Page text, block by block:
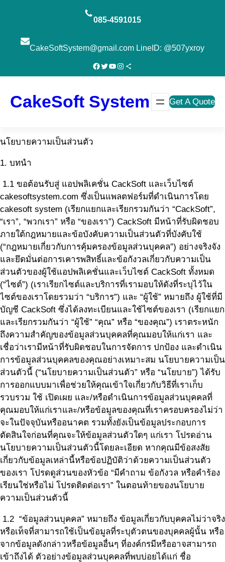
เนื้อหา
085-4591015
CakeSoftSystem@gmail.com LineID: @507yxroy
Facebook
Twitter
YouTube
Instagram
Share Icon
CakeSoft System Get A Quote
นโยบายความเป็นส่วนตัว
1. บทนำ
1.1 ขอต้อนรับสู่ แอปพลิเคชั่น CackSoft และเว็บไซต์
cakesoftsystem.com ซึ่งเป็นแพลตฟอร์มที่ดำเนินการโดย
cakesoft system (เรียกแยกและเรียกรวมกันว่า “CackSoft”,
“เรา”, “พวกเรา” หรือ “ของเรา”) CackSoft มีหน้าที่รับผิดชอบ
ภายใต้กฎหมายและข้อบังคับความเป็นส่วนตัวที่บังคับใช้
(“กฎหมายเกี่ยวกับการคุ้มครองข้อมูลส่วนบุคคล”) อย่างจริงจัง
และยึดมั่นต่อการเคารพสิทธิ์และข้อกังวลเกี่ยวกับความเป็น
ส่วนตัวของผู้ใช้แอปพลิเคชั่นและเว็บไซต์ CackSoft ทั้งหมด
(“ไซต์”) (เราเรียกไซต์และบริการที่เรามอบให้ดังที่ระบุไว้ใน
ไซต์ของเราโดยรวมว่า “บริการ”) และ “ผู้ใช้” หมายถึง ผู้ใช้ที่มี
บัญชี CackSoft ซึ่งได้ลงทะเบียนและใช้ไซต์ของเรา (เรียกแยก
และเรียกรวมกันว่า “ผู้ใช้” “คุณ” หรือ “ของคุณ”) เราตระหนัก
ถึงความสำคัญของข้อมูลส่วนบุคคลที่คุณมอบให้แก่เรา และ
เชื่อว่าเรามีหน้าที่รับผิดชอบในการจัดการ ปกป้อง และดำเนิน
การข้อมูลส่วนบุคคลของคุณอย่างเหมาะสม นโยบายความเป็น
ส่วนตัวนี้ (“นโยบายความเป็นส่วนตัว” หรือ “นโยบาย”) ได้รับ
การออกแบบมาเพื่อช่วยให้คุณเข้าใจเกี่ยวกับวิธีที่เราเก็บ
รวบรวม ใช้ เปิดเผย และ/หรือดำเนินการข้อมูลส่วนบุคคลที่
คุณมอบให้แก่เราและ/หรือข้อมูลของคุณที่เราครอบครองไม่ว่า
จะในปัจจุบันหรืออนาคต รวมทั้งยังเป็นข้อมูลประกอบการ
ตัดสินใจก่อนที่คุณจะให้ข้อมูลส่วนตัวใดๆ แก่เรา โปรดอ่าน
นโยบายความเป็นส่วนตัวนี้โดยละเอียด หากคุณมีข้อสงสัย
เกี่ยวกับข้อมูลเหล่านี้หรือข้อปฏิบัติว่าด้วยความเป็นส่วนตัว
ของเรา โปรดดูส่วนของหัวข้อ “มีคำถาม ข้อกังวล หรือคำร้อง
เรียนใช่หรือไม่ โปรดติดต่อเรา” ในตอนท้ายของนโยบาย
ความเป็นส่วนตัวนี้
1.2 “ข้อมูลส่วนบุคคล” หมายถึง ข้อมูลเกี่ยวกับบุคคลไม่ว่าจริง
หรือเท็จที่สามารถใช้เป็นข้อมูลที่ระบุตัวตนของบุคคลผู้นั้น หรือ
จากข้อมูลดังกล่าวหรือข้อมูลอื่นๆ ที่องค์กรมีหรืออาจสามารถ
เข้าถึงได้ ตัวอย่างข้อมูลส่วนบุคคลที่พบบ่อยได้แก่ ชื่อ